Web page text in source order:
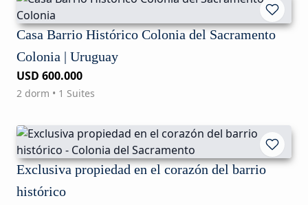
Casa Barrio Histórico Colonia del Sacramento
Colonia | Uruguay
USD 600.000
2 dorm • 1 Suites
Exclusiva propiedad en el corazón del barrio
histórico